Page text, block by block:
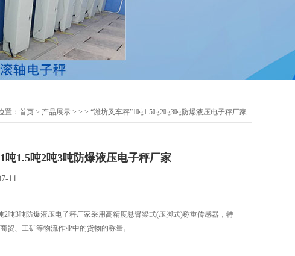
置： 首页 > 产品展示 > > > “潍坊叉车秤”1吨1.5吨2吨3吨防爆液压电子秤厂家
吨1.5吨2吨3吨防爆液压电子秤厂家
11
2吨3吨防爆液压电子秤厂家采用高精度悬臂梁式(压脚式)称重传感器，特
贸、工矿等物流作业中的货物的称量。